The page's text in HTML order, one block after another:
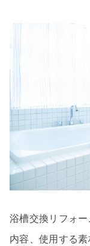
浴槽交換リフォ
内容、使用する